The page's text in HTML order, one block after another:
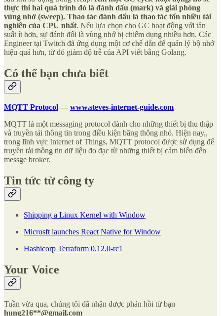
thực thi hai quá trình đó là đánh dấu (mark) và giải phóng
vùng nhớ (sweep). Thao tác đánh dấu là thao tác tốn nhiều tài
nghiên của CPU nhất. Nếu lựa chọn cho GC hoạt động với tần
suất ít hơn, sự đánh đổi là vùng nhớ bị chiếm dụng nhiều hơn. Các
Engineer tại Twitch đã ứng dụng một cơ chế dằn để quản lý bộ nhớ
hiệu quả hơn, từ đó giảm độ trễ của API viết bằng Golang.
Có thể bạn chưa biết
MQTT Protocol — www.steves-internet-guide.com
MQTT là một messaging protocol dành cho những thiết bị thu thập
và truyền tải thông tin trong điều kiện băng thông nhỏ. Hiện nay,,
trong lĩnh vực Internet of Things, MQTT protocol được sử dụng để
truyền tải thông tin dữ liệu đo đạc từ những thiết bị cảm biến đến
messge broker.
Tin tức từ công ty
Shipping a Linux Kernel with Window
Microsft launches React Native for Window
Hashicorp Terraform 0.12.0-rc1
Your Voice
Tuần vừa qua, chúng tôi đã nhận được phản hồi từ bạn
hung216**@gmail.com